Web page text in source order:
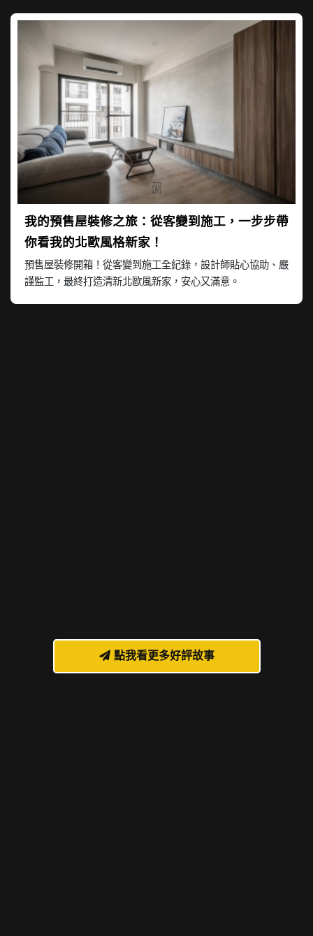
我的預售屋裝修之旅：從客變到施工，一步步帶
你看我的北歐風格新家！
預售屋裝修開箱！從客變到施工全紀錄，設計師貼心協助、嚴
謹監工，最終打造清新北歐風新家，安心又滿意。
點我看更多好評故事